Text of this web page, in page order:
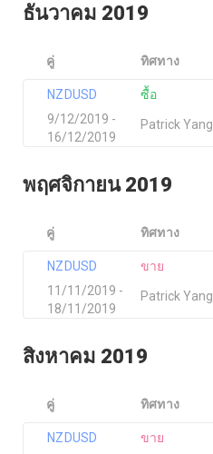
ธันวาคม 2019
คู่ ทิศทาง
NZDUSD
Patrick Yang
ซื้อ
9/12/2019 -
16/12/2019
พฤศจิกายน 2019
คู่ ทิศทาง
NZDUSD
Patrick Yang
ขาย
11/11/2019 -
18/11/2019
สิงหาคม 2019
คู่ ทิศทาง
NZDUSD
ขาย